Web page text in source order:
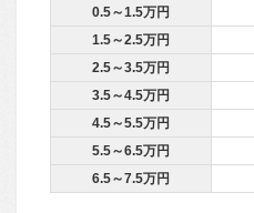
0.5～1.5万円
1.5～2.5万円
2.5～3.5万円
3.5～4.5万円
4.5～5.5万円
5.5～6.5万円
6.5～7.5万円